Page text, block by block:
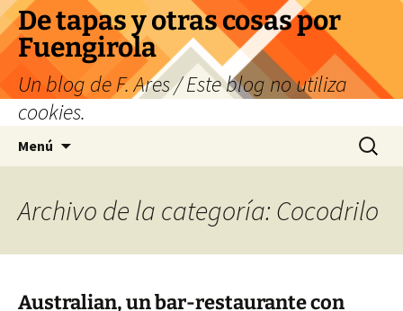
Saltar
al
contenido
De tapas y otras cosas por
Fuengirola
Un blog de F. Ares / Este blog no utiliza
cookies.
Menú Buscar:
Archivo de la categoría: Cocodrilo
Australian, un bar-restaurante con